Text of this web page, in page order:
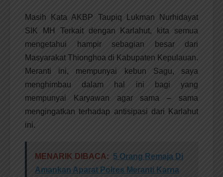
Masih Kata AKBP Taupiq Lukman Nurhidayat
SIK MH Terkait dengan Karlahut, kita semua
mengetahui hampir sebagian besar dari
Masyarakat Thionghoa di Kabupaten Kepulauan.
Meranti ini, mempunyai kebun Sagu, saya
menghimbau dalam hal ini bagi yang
mempunyai Karyawan agar sama – sama
mengingatkan terhadap antisipasi dari Karlahut
ini.
MENARIK DIBACA: 5 Orang Remaja Di
Amankan Aparat Polres Meranti Karna